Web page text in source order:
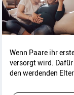
Wenn Paare ihr
versorgt wird.
den werdenden